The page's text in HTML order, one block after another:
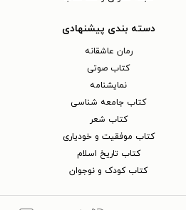
دسته بندی پیشنهادی
رمان عاشقانه
کتاب‌ صوتی
نمایشنامه
کتاب جامعه شناسی
کتاب شعر
کتاب موفقیت و خودیاری
کتاب تاریخ اسلام
کتاب کودک و نوجوان